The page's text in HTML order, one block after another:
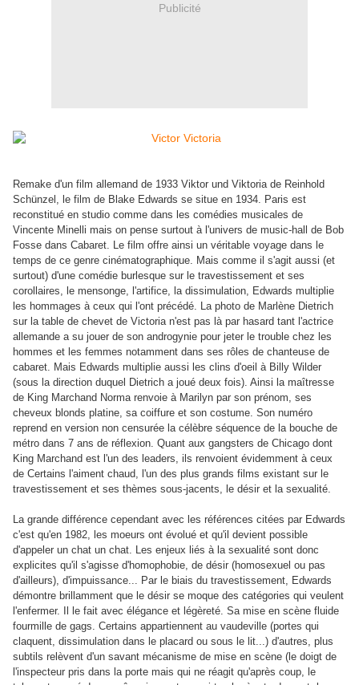
Publicité
Remake d'un film allemand de 1933 Viktor und Viktoria de Reinhold
Schünzel, le film de Blake Edwards se situe en 1934. Paris est
reconstitué en studio comme dans les comédies musicales de
Vincente Minelli mais on pense surtout à l'univers de music-hall de Bob
Fosse dans Cabaret. Le film offre ainsi un véritable voyage dans le
temps de ce genre cinématographique. Mais comme il s'agit aussi (et
surtout) d'une comédie burlesque sur le travestissement et ses
corollaires, le mensonge, l'artifice, la dissimulation, Edwards multiplie
les hommages à ceux qui l'ont précédé. La photo de Marlène Dietrich
sur la table de chevet de Victoria n'est pas là par hasard tant l'actrice
allemande a su jouer de son androgynie pour jeter le trouble chez les
hommes et les femmes notamment dans ses rôles de chanteuse de
cabaret. Mais Edwards multiplie aussi les clins d'oeil à Billy Wilder
(sous la direction duquel Dietrich a joué deux fois). Ainsi la maîtresse
de King Marchand Norma renvoie à Marilyn par son prénom, ses
cheveux blonds platine, sa coiffure et son costume. Son numéro
reprend en version non censurée la célèbre séquence de la bouche de
métro dans 7 ans de réflexion. Quant aux gangsters de Chicago dont
King Marchand est l'un des leaders, ils renvoient évidemment à ceux
de Certains l'aiment chaud, l'un des plus grands films existant sur le
travestissement et ses thèmes sous-jacents, le désir et la sexualité.
La grande différence cependant avec les références citées par Edwards
c'est qu'en 1982, les moeurs ont évolué et qu'il devient possible
d'appeler un chat un chat. Les enjeux liés à la sexualité sont donc
explicites qu'il s'agisse d'homophobie, de désir (homosexuel ou pas
d'ailleurs), d'impuissance... Par le biais du travestissement, Edwards
démontre brillamment que le désir se moque des catégories qui veulent
l'enfermer. Il le fait avec élégance et légèreté. Sa mise en scène fluide
fourmille de gags. Certains appartiennent au vaudeville (portes qui
claquent, dissimulation dans le placard ou sous le lit...) d'autres, plus
subtils relèvent d'un savant mécanisme de mise en scène (le doigt de
l'inspecteur pris dans la porte mais qui ne réagit qu'après coup, le